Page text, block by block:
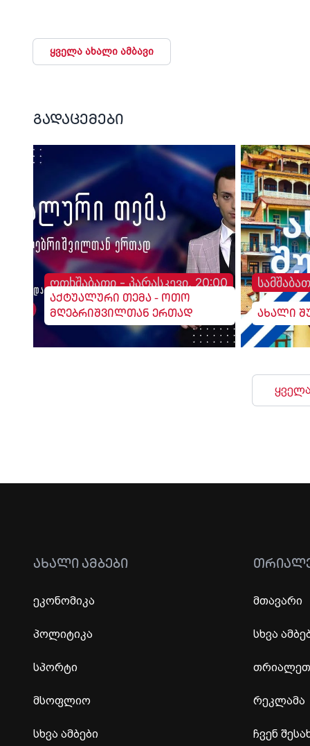
ყველა ახალი ამბავი
გადაცემები
ოთხშაბათი - პარასკევი, 20:00
აქტუალური თემა - ოთო
მღებრიშვილთან ერთად
ახალი
ᲐᲮᲐᲚᲘ ᲐᲛᲑᲔᲑᲘ
ეკონომიკა
პოლიტიკა
სპორტი
მსოფლიო
სხვა ამბები
მთავარი
სხვა
რეკლამა
ჩვენ